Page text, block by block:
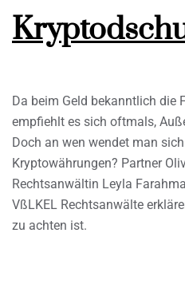
Da beim Geld bekanntlich die
empfiehlt es sich oftmals,
Doch an wen wendet man
Kryptowährungen? Partner
Rechtsanwältin Leyla
VßLKEL Rechtsanwälte
zu achten ist.